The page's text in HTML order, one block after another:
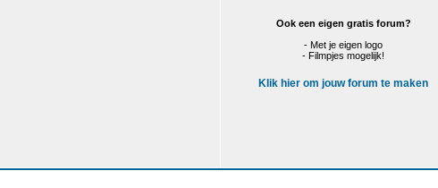
Ook een eigen gratis forum?
- Met je eigen logo
- Filmpjes mogelijk!
Klik hier om jouw forum te maken